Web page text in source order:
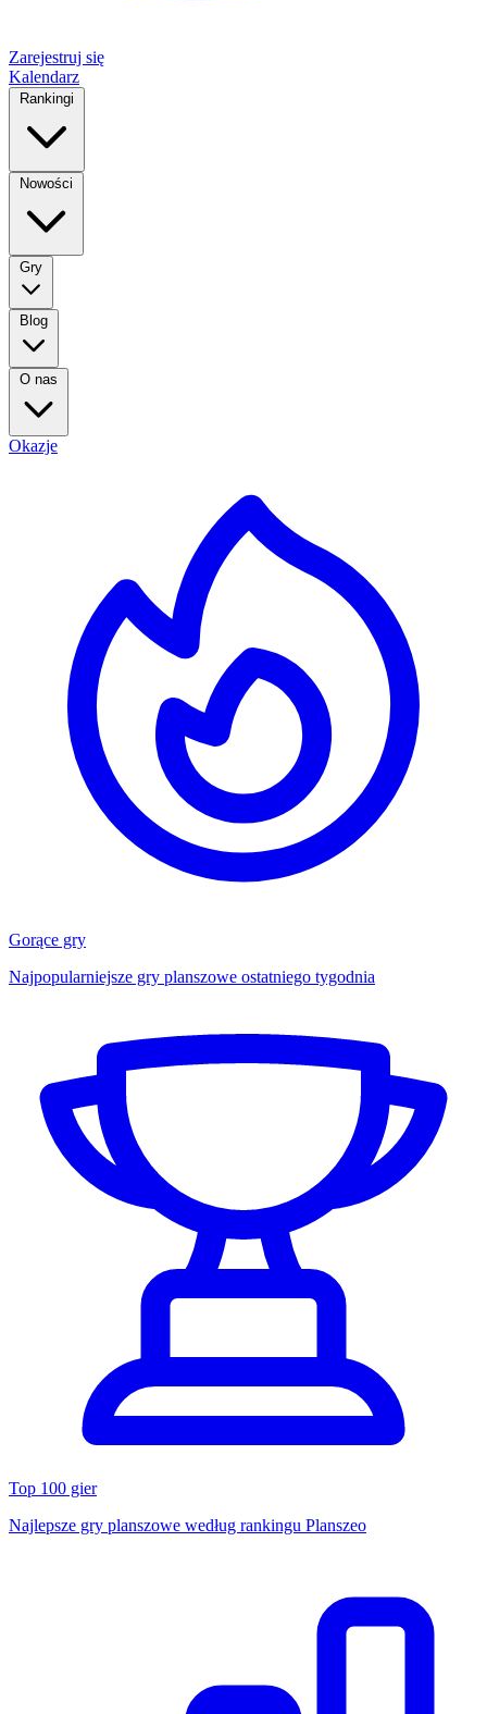
Zarejestruj się
Kalendarz
Rankingi
Nowości
Gry
Blog
O nas
Okazje
Gorące gry
Najpopularniejsze gry planszowe ostatniego tygodnia
Top 100 gier
Najlepsze gry planszowe według rankingu Planszeo